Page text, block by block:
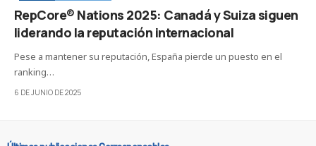
RepCore® Nations 2025: Canadá y Suiza siguen
liderando la reputación internacional
Pese a mantener su reputación, España pierde un puesto en el
ranking…
6 DE JUNIO DE 2025